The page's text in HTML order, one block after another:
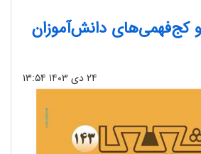
کج‌فهمی‌های دانش‌آموزان
۲۴ دی ۱۴۰۳
۱۳:۵۴